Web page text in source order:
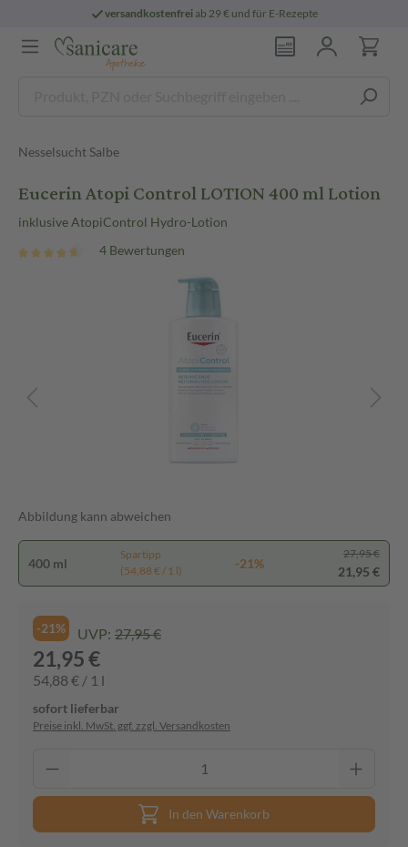
ab 29 € und für E-Rezepte
Nesselsucht Salbe
Eucerin Atopi Control LOTION 400 ml Lotion
inklusive AtopiControl Hydro-Lotion
4 Bewertungen
Abbildung kann abweichen
400 ml
Spartipp
(54,88 € / 1 l)
-21%
27,95 €
21,95 €
-21% UVP: 27,95 €
21,95 €
54,88 € / 1 l
sofort lieferbar
Preise inkl. MwSt. ggf. zzgl. Versandkosten
In den Warenkorb